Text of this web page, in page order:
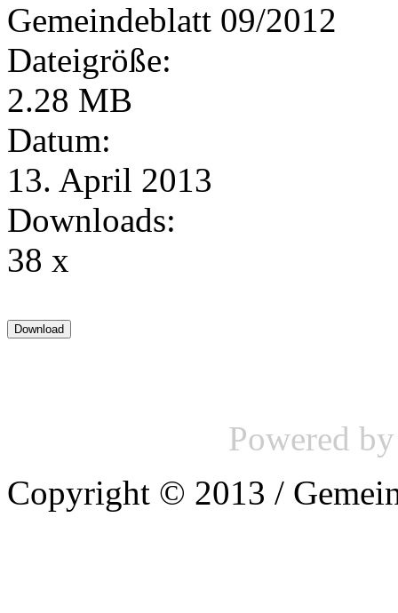
Gemeindeblatt 09/2012
Dateigröße:
2.28 MB
Datum:
13. April 2013
Downloads:
38 x
Powered
Copyright © 2013 /